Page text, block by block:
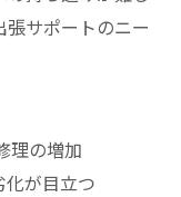
サポートのニー
理の増加
が目立つ